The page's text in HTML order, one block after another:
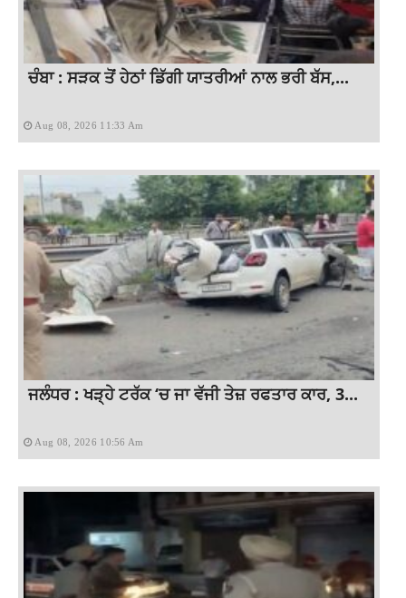
ਚੰਬਾ : ਸੜਕ ਤੋਂ ਹੇਠਾਂ ਡਿੱਗੀ ਯਾਤਰੀਆਂ ਨਾਲ ਭਰੀ ਬੱਸ,...
Aug 08, 2026 11:33 Am
ਜਲੰਧਰ : ਖੜ੍ਹੇ ਟਰੱਕ ‘ਚ ਜਾ ਵੱਜੀ ਤੇਜ਼ ਰਫਤਾਰ ਕਾਰ, 3...
Aug 08, 2026 10:56 Am